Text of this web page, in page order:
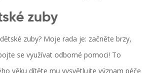
zuby
zuby? Moje rada je: začněte brzy,
se využívat odborné pomoci! To
věku dítěte mu vysvětlujte význam péče